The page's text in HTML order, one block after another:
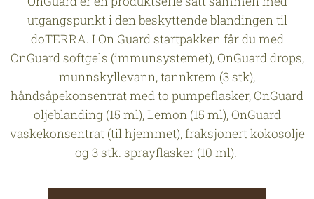
utgangspunkt i den beskyttende blandingen til
doTERRA. I On Guard startpakken får du med
OnGuard softgels (immunsystemet), OnGuard drops,
munnskyllevann, tannkrem (3 stk),
håndsåpekonsentrat med to pumpeflasker, OnGuard
oljeblanding (15 ml), Lemon (15 ml), OnGuard
vaskekonsentrat (til hjemmet), fraksjonert kokosolje
og 3 stk. sprayflasker (10 ml).